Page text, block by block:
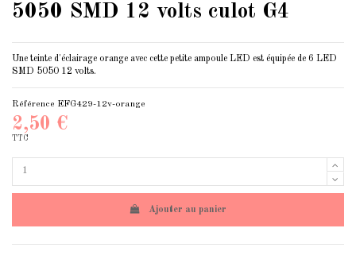
5050 SMD 12 volts culot G4
Une teinte d'éclairage orange avec cette petite ampoule LED est équipée de 6 LED
SMD 5050 12 volts.
Référence EFG429-12v-orange
2,50 €
TTC
Ajouter au panier